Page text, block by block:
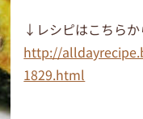
↓レシピはこちらか
http://
1829.html